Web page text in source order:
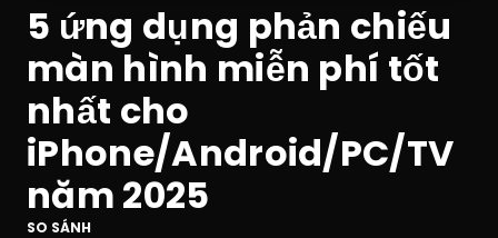
Terms of Service
Privacy Policy
5 ứng dụng phản chiếu
màn hình miễn phí tốt
nhất cho
iPhone/Android/PC/TV
năm 2025
SO SÁNH